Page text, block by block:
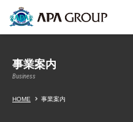
事業案内
Business
HOME 事業案内